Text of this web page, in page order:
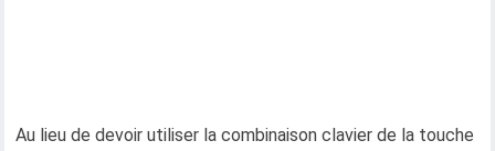
Au lieu de devoir utiliser la combinaison clavier de la touche